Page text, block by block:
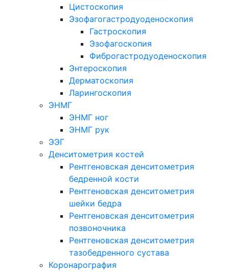
Цистоскопия
Эзофагогастродуоденоскопия
Гастроскопия
Эзофагоскопия
Фиброгастродуоденоскопия
Энтероскопия
Дерматоскопия
Ларингоскопия
ЭНМГ
ЭНМГ ног
ЭНМГ рук
ЭЭГ
Денситометрия костей
Рентгеновская денситометрия
бедренной кости
Рентгеновская денситометрия
шейки бедра
Рентгеновская денситометрия
позвоночника
Рентгеновская денситометрия
тазобедренного сустава
Коронарография